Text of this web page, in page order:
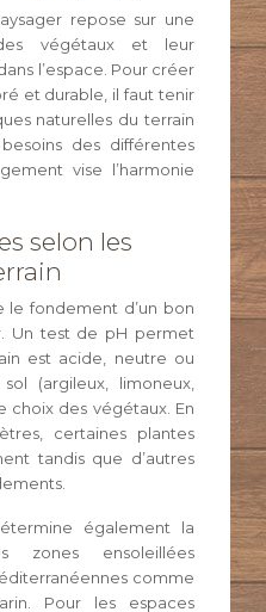
repose sur une
végétaux et leur
l’espace. Pour créer
et durable, il faut tenir
naturelles du terrain
des différentes
vise l’harmonie
selon les
le fondement d’un bon
Un test de pH permet
est acide, neutre ou
(argileux, limoneux,
choix des végétaux. En
certaines plantes
tandis que d’autres
également la
zones ensoleillées
comme
Pour les espaces